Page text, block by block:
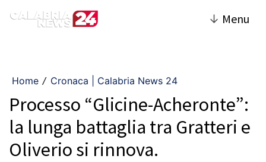
↓ Menu
Home / Cronaca | Calabria News 24
Processo “Glicine-Acheronte”:
la lunga battaglia tra Gratteri e
Oliverio si rinnova.